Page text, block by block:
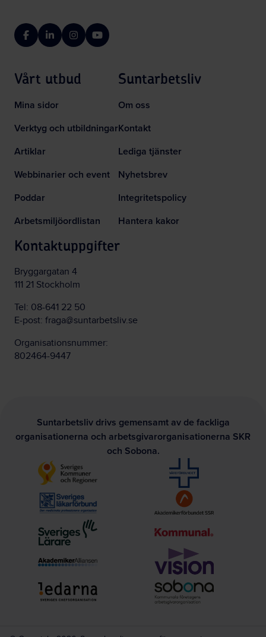
FacebookLinkedInInstagramYouTube
Vårt utbud
Mina sidor
Verktyg och utbildningar
Artiklar
Webbinarier och event
Poddar
Arbetsmiljöordlistan
Suntarbetsliv
Om oss
Kontakt
Lediga tjänster
Nyhetsbrev
Integritetspolicy
Hantera kakor
Kontaktuppgifter
Bryggargatan 4
111 21 Stockholm
Tel: 08-641 22 50
E-post: fraga@suntarbetsliv.se
Organisationsnummer:
802464-9447
Suntarbetsliv drivs gemensamt av de fackliga
organisationerna och arbetsgivarorganisationerna SKR
och Sobona.